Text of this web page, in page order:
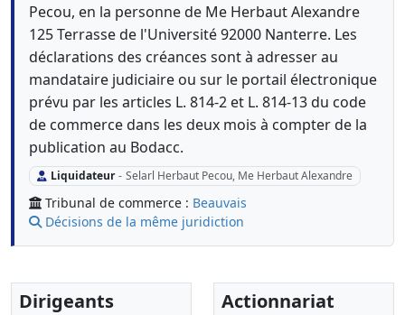
Pecou, en la personne de Me Herbaut Alexandre
125 Terrasse de l'Université 92000 Nanterre. Les
déclarations des créances sont à adresser au
mandataire judiciaire ou sur le portail électronique
prévu par les articles L. 814-2 et L. 814-13 du code
de commerce dans les deux mois à compter de la
publication au Bodacc.
Liquidateur - Selarl Herbaut Pecou, Me Herbaut Alexandre
Tribunal de commerce : Beauvais
Décisions de la même juridiction
Dirigeants Actionnariat